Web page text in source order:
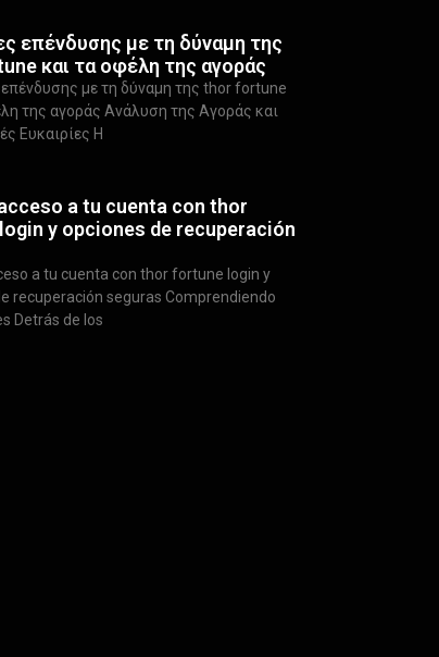
επένδυσης με τη δύναμη της
και τα οφέλη της αγοράς
επένδυσης με τη δύναμη της thor fortune
της αγοράς Ανάλυση της Αγοράς και
Ευκαιρίες Η
a tu cuenta con thor
y opciones de recuperación
a tu cuenta con thor fortune login y
recuperación seguras Comprendiendo
Detrás de los